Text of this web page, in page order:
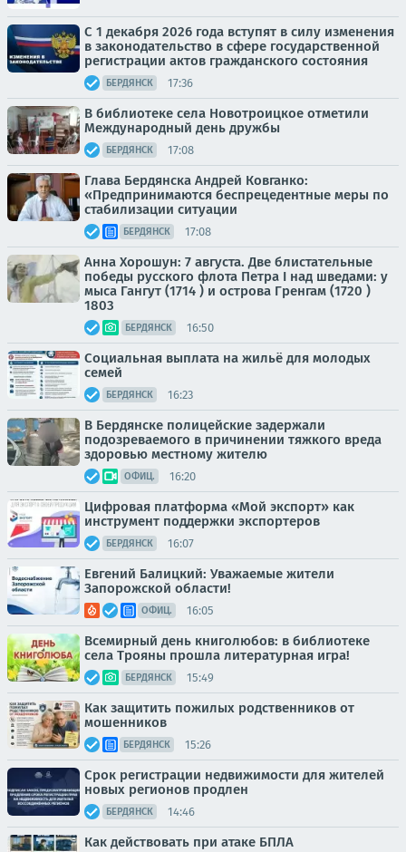
С 1 декабря 2026 года вступят в силу изменения
в законодательство в сфере государственной
регистрации актов гражданского состояния
БЕРДЯНСК 17:36
В библиотеке села Новотроицкое отметили
Международный день дружбы
БЕРДЯНСК 17:08
Глава Бердянска Андрей Ковганко:
«Предпринимаются беспрецедентные меры по
стабилизации ситуации
БЕРДЯНСК 17:08
Анна Хорошун: 7 августа. Две блистательные
победы русского флота Петра I над шведами: у
мыса Гангут (1714 ) и острова Гренгам (1720 )
1803
БЕРДЯНСК 16:50
Социальная выплата на жильё для молодых
семей
БЕРДЯНСК 16:23
В Бердянске полицейские задержали
подозреваемого в причинении тяжкого вреда
здоровью местному жителю
ОФИЦ. 16:20
Цифровая платформа «Мой экспорт» как
инструмент поддержки экспортеров
БЕРДЯНСК 16:07
Евгений Балицкий: Уважаемые жители
Запорожской области!
ОФИЦ. 16:05
Всемирный день книголюбов: в библиотеке
села Трояны прошла литературная игра!
БЕРДЯНСК 15:49
Как защитить пожилых родственников от
мошенников
БЕРДЯНСК 15:26
Срок регистрации недвижимости для жителей
новых регионов продлен
БЕРДЯНСК 14:46
Как действовать при атаке БПЛА